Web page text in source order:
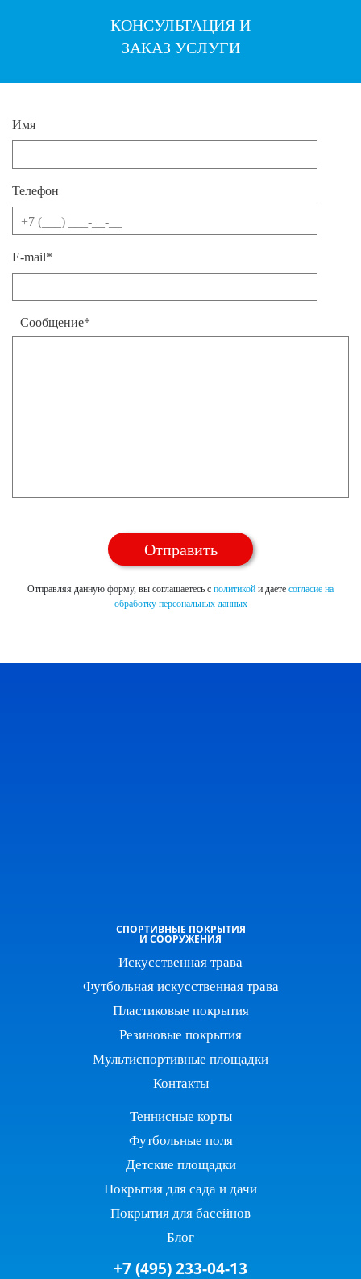
КОНСУЛЬТАЦИЯ И
ЗАКАЗ УСЛУГИ
Имя
Телефон
E-mail*
Сообщение*
Отправляя данную форму, вы соглашаетесь с политикой и даете согласие на
обработку персональных данных
СПОРТИВНЫЕ ПОКРЫТИЯ
И СООРУЖЕНИЯ
Искусственная трава
Футбольная искусственная трава
Пластиковые покрытия
Резиновые покрытия
Мультиспортивные площадки
Контакты
Теннисные корты
Футбольные поля
Детские площадки
Покрытия для сада и дачи
Покрытия для басейнов
Блог
+7 (495) 233-04-13